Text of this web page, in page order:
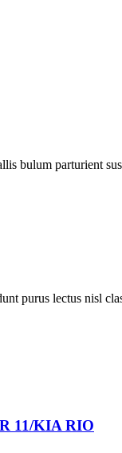
bulum parturient
purus lectus nisl
11/KIA RIO